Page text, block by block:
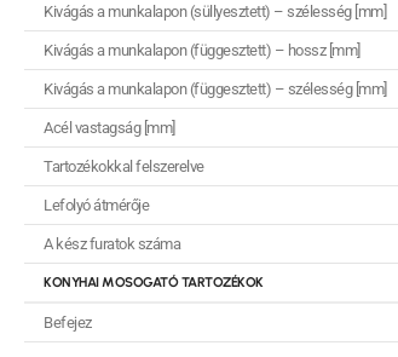
Kivágás a munkalapon (süllyesztett) – szélesség [mm]
Kivágás a munkalapon (függesztett) – hossz [mm]
Kivágás a munkalapon (függesztett) – szélesség [mm]
Acél vastagság [mm]
Tartozékokkal felszerelve
Lefolyó átmérője
A kész furatok száma
KONYHAI MOSOGATÓ TARTOZÉKOK
Befejez